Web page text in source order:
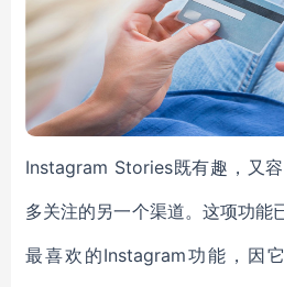
Instagram Stories既有趣，又
多关注的另一个渠道。这项功能
最喜欢的Instagram功能，因